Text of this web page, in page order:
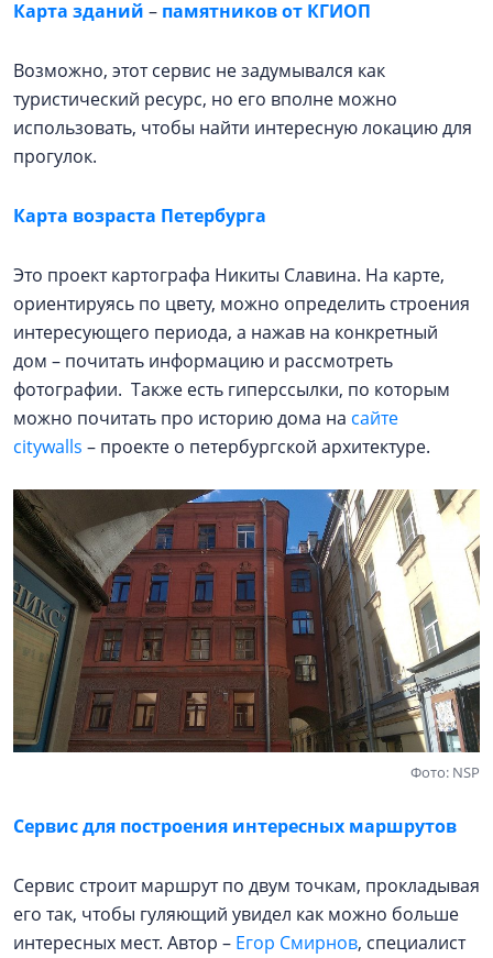
Карта зданий – памятников от КГИОП
Возможно, этот сервис не задумывался как
туристический ресурс, но его вполне можно
использовать, чтобы найти интересную локацию для
прогулок.
Карта возраста Петербурга
Это проект картографа Никиты Славина. На карте,
ориентируясь по цвету, можно определить строения
интересующего периода, а нажав на конкретный
дом – почитать информацию и рассмотреть
фотографии. Также есть гиперссылки, по которым
можно почитать про историю дома на сайте
citywalls – проекте о петербургской архитектуре.
Фото: NSP
Сервис для построения интересных маршрутов
Сервис строит маршрут по двум точкам, прокладывая
его так, чтобы гуляющий увидел как можно больше
интересных мест. Автор – Егор Смирнов, специалист